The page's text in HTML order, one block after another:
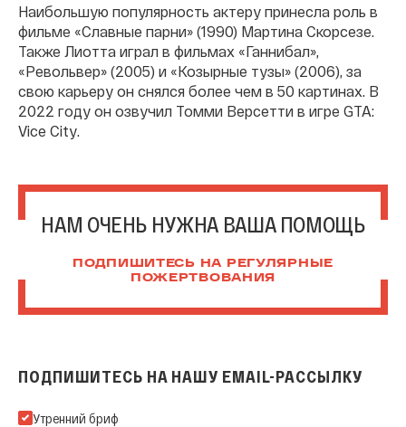
Наибольшую популярность актеру принесла роль в
фильме «Славные парни» (1990) Мартина Скорсезе.
Также Лиотта играл в фильмах «Ганнибал»,
«Револьвер» (2005) и «Козырные тузы» (2006), за
свою карьеру он снялся более чем в 50 картинах. В
2022 году он озвучил Томми Версетти в игре GTA:
Vice City.
НАМ ОЧЕНЬ НУЖНА ВАША ПОМОЩЬ
ПОДПИШИТЕСЬ НА РЕГУЛЯРНЫЕ
ПОЖЕРТВОВАНИЯ
ПОДПИШИТЕСЬ НА НАШУ EMAIL-РАССЫЛКУ
Подпишитесь на нашу Email-рассылку
Утренний бриф